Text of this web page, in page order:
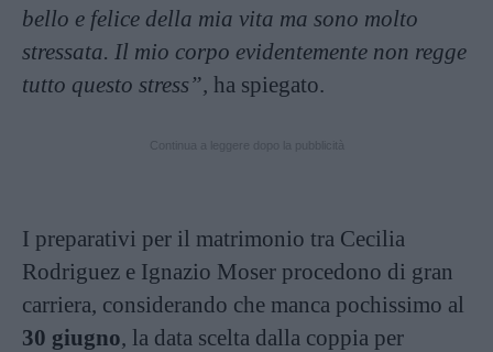
bello e felice della mia vita ma sono molto
stressata. Il mio corpo evidentemente non regge
tutto questo stress”, ha spiegato.
I preparativi per il matrimonio tra Cecilia
Rodriguez e Ignazio Moser procedono di gran
carriera, considerando che manca pochissimo al
30 giugno, la data scelta dalla coppia per